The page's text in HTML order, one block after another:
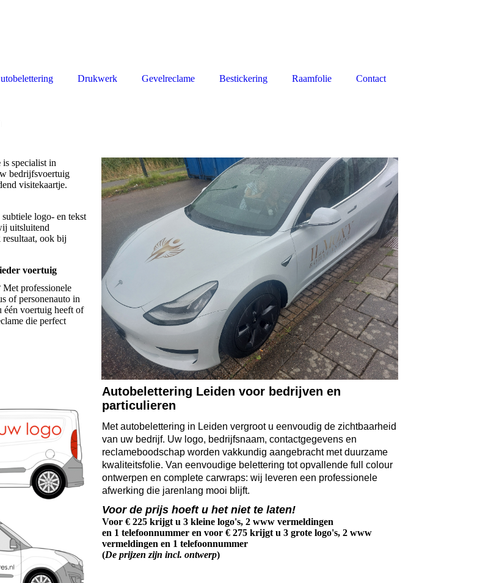
is specialist in
bedrijfsvoertuig
visitekaartje.
logo- en tekst
uitsluitend
ook bij
voertuig
professionele
of personenauto in
één voertuig heeft of
die perfect
Autobelettering Leiden voor bedrijven en
particulieren
Met autobelettering in Leiden vergroot u eenvoudig de zichtbaarheid
van uw bedrijf. Uw logo, bedrijfsnaam, contactgegevens en
reclameboodschap worden vakkundig aangebracht met duurzame
kwaliteitsfolie. Van eenvoudige belettering tot opvallende full colour
ontwerpen en complete carwraps: wij leveren een professionele
afwerking die jarenlang mooi blijft.
Voor de prijs hoeft u het niet te laten!
Voor € 225krijgt u 3 kleine logo's, 2 www vermeldingen
en 1 telefoonnummer en voor € 275krijgt u 3 grote logo's, 2 www
vermeldingen en 1 telefoonnummer
(De prijzen zijn incl. ontwerp)
Drukwerk Gevelreclame Bestickering Raamfolie Contact